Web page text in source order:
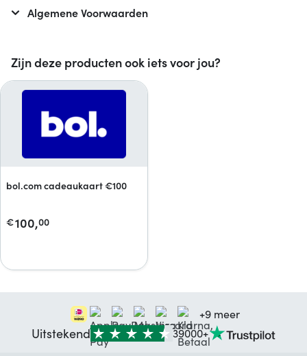
Zijn deze producten ook iets voor jou?
bol.com cadeaukaart €100
€100,00
Algemene Voorwaarden
+9 meer
Uitstekend 39000+